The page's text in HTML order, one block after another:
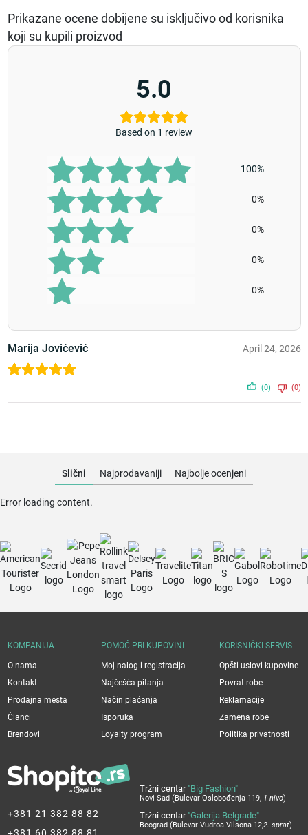
Prikazane ocene dobijene su isključivo od korisnika
koji su kupili proizvod
5.0
Based on 1 review
100%
0%
0%
0%
0%
Marija Jovićević April 24, 2026
(0) (0)
Slični Najprodavaniji Najbolje ocenjeni
Error loading content.
+381 21 382 88 82
Tržni centar "Big Fashion"
Novi Sad (Bulevar Oslobođenja 119,-1 nivo)
Tržni centar "Galerija Belgrade"
Beograd (Bulevar Vudroa Vilsona 12,2. sprat)
KOMPANIJA
O nama
Kontakt
Prodajna mesta
Članci
Brendovi
POMOĆ PRI KUPOVINI
Moj nalog i registracija
Najčešća pitanja
Način plaćanja
Isporuka
Loyalty program
KORISNIČKI SERVIS
Opšti uslovi kupovine
Povrat robe
Reklamacije
Zamena robe
Politika privatnosti